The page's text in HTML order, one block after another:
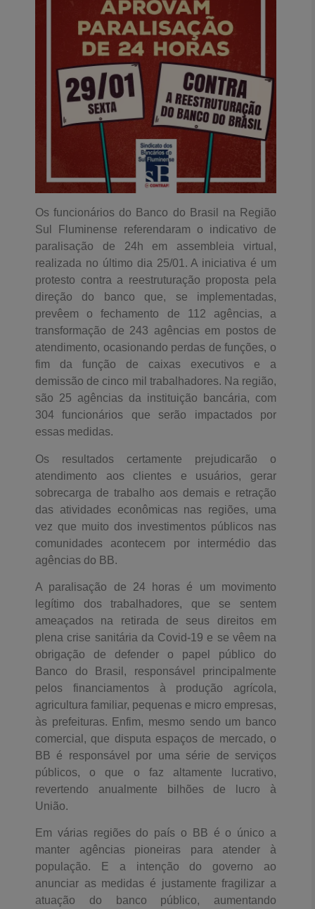
Os funcionários do Banco do Brasil na Região
Sul Fluminense referendaram o indicativo de
paralisação de 24h em assembleia virtual,
realizada no último dia 25/01. A iniciativa é um
protesto contra a reestruturação proposta pela
direção do banco que, se implementadas,
prevêem o fechamento de 112 agências, a
transformação de 243 agências em postos de
atendimento, ocasionando perdas de funções, o
fim da função de caixas executivos e a
demissão de cinco mil trabalhadores. Na região,
são 25 agências da instituição bancária, com
304 funcionários que serão impactados por
essas medidas.
Os resultados certamente prejudicarão o
atendimento aos clientes e usuários, gerar
sobrecarga de trabalho aos demais e retração
das atividades econômicas nas regiões, uma
vez que muito dos investimentos públicos nas
comunidades acontecem por intermédio das
agências do BB.
A paralisação de 24 horas é um movimento
legítimo dos trabalhadores, que se sentem
ameaçados na retirada de seus direitos em
plena crise sanitária da Covid-19 e se vêem na
obrigação de defender o papel público do
Banco do Brasil, responsável principalmente
pelos financiamentos à produção agrícola,
agricultura familiar, pequenas e micro empresas,
às prefeituras. Enfim, mesmo sendo um banco
comercial, que disputa espaços de mercado, o
BB é responsável por uma série de serviços
públicos, o que o faz altamente lucrativo,
revertendo anualmente bilhões de lucro à
União.
Em várias regiões do país o BB é o único a
manter agências pioneiras para atender à
população. E a intenção do governo ao
anunciar as medidas é justamente fragilizar a
atuação do banco público, aumentando